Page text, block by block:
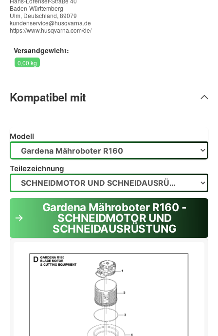
Baden-Württemberg
Ulm, Deutschland, 89079
kundenservice@husqvarna.de
https://www.husqvarna.com/de/
Versandgewicht:
0,00 kg
Kompatibel mit
Gardena Mähroboter R160 -
SCHNEIDMOTOR UND
SCHNEIDAUSRÜSTUNG
Teilezeichnung
Modell